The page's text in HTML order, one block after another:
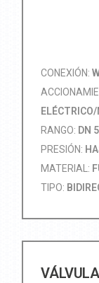
CONEXIÓN:
RANGO: DN
PRESIÓN:
MATERIAL:
TIPO: